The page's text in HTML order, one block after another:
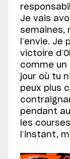
Je vais
semaines,
l’envie. Je
victoire
comme un
jour où tu
peux plus
pendant
les
l’instant,